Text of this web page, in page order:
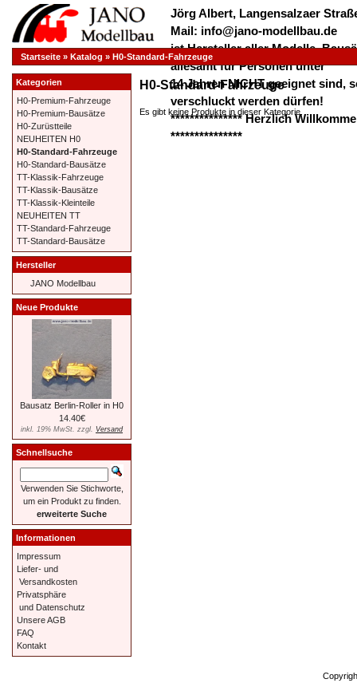
Jörg Albert, Langensalzaer
Mail: info@jano-modellbau.de
ist Hersteller aller Modelle,
allesamt für Personen unter
14 Jahren NICHT geeignet sind,
verschluckt werden dürfen!
*************** Herzlich
***************
Startseite » Katalog » H0-Standard-Fahrzeuge
H0-Standard-Fahrzeuge
Es gibt keine Produkte in dieser Kategorie.
Kategorien
H0-Premium-Fahrzeuge
H0-Premium-Bausätze
H0-Zurüstteile
NEUHEITEN H0
H0-Standard-Fahrzeuge
H0-Standard-Bausätze
TT-Klassik-Fahrzeuge
TT-Klassik-Bausätze
TT-Klassik-Kleinteile
NEUHEITEN TT
TT-Standard-Fahrzeuge
TT-Standard-Bausätze
Hersteller
JANO Modellbau
Neue Produkte
Bausatz Berlin-Roller in H0
14.40€
inkl. 19% MwSt. zzgl. Versand
Schnellsuche
Verwenden Sie Stichworte,
um ein Produkt zu finden.
erweiterte Suche
Informationen
Impressum
Liefer- und
Versandkosten
Privatsphäre
und Datenschutz
Unsere AGB
FAQ
Kontakt